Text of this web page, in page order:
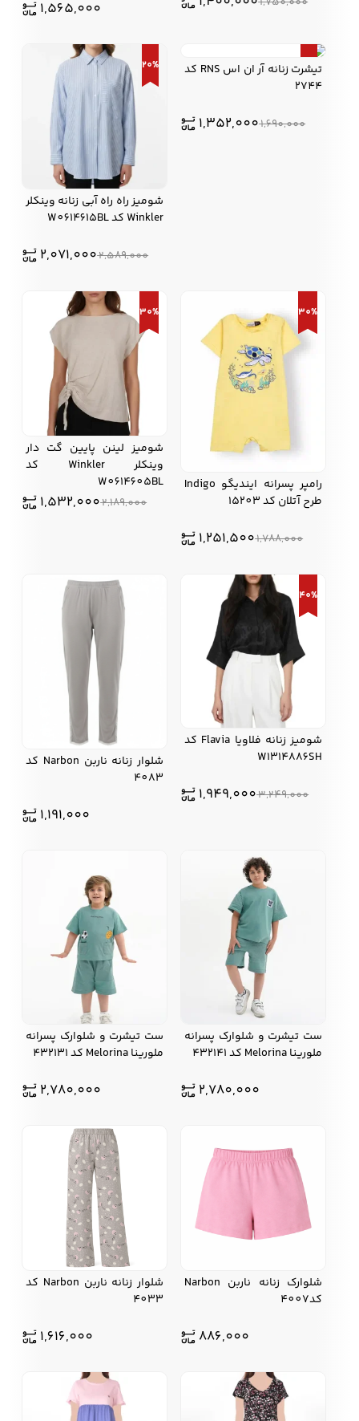
1,565,000
20%
تیشرت زنانه آر ان اس RNS کد
2744
1,690,000
1,352,000
20%
شومیز راه راه آبی زنانه وینکلر
Winkler کد W0614615BL
2,589,000
2,071,000
30%
رامپر پسرانه ایندیگو Indigo
طرح آتلان کد 15203
1,788,000
1,251,500
30%
شومیز لینن پایین گت دار
وینکلر Winkler کد
W0614605BL
2,189,000
1,532,000
40%
شوميز زنانه فلاويا Flavia کد
W1314886SH
3,249,000
1,949,000
شلوار زنانه ناربن Narbon کد
4083
1,191,000
ست تیشرت و شلوارک پسرانه
ملورینا Melorina کد 432141
2,780,000
ست تیشرت و شلوارک پسرانه
ملورینا Melorina کد 432131
2,780,000
شلوارك زنانه ناربن Narbon
کد4007
886,000
شلوار زنانه ناربن Narbon کد
4033
1,616,000